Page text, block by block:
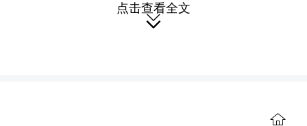
针对村内留守儿童较多、暑期监管
点击查看全文
